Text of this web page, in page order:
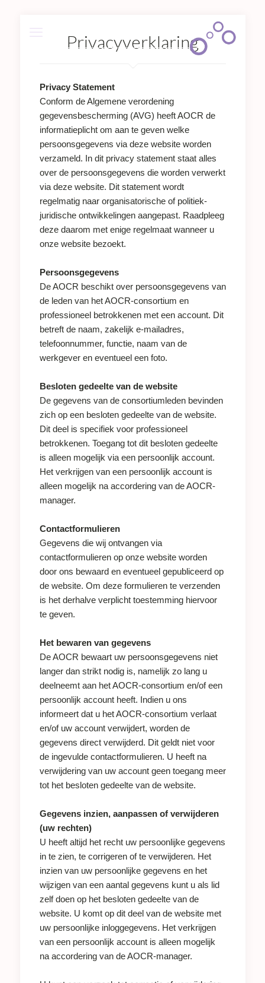
Privacyverklaring
Privacy Statement
Conform de Algemene verordening
gegevensbescherming (AVG) heeft AOCR de
informatieplicht om aan te geven welke
persoonsgegevens via deze website worden
verzameld. In dit privacy statement staat alles
over de persoonsgegevens die worden verwerkt
via deze website. Dit statement wordt
regelmatig naar organisatorische of politiek-
juridische ontwikkelingen aangepast. Raadpleeg
deze daarom met enige regelmaat wanneer u
onze website bezoekt.
Persoonsgegevens
De AOCR beschikt over persoonsgegevens van
de leden van het AOCR-consortium en
professioneel betrokkenen met een account. Dit
betreft de naam, zakelijk e-mailadres,
telefoonnummer, functie, naam van de
werkgever en eventueel een foto.
Besloten gedeelte van de website
De gegevens van de consortiumleden bevinden
zich op een besloten gedeelte van de website.
Dit deel is specifiek voor professioneel
betrokkenen. Toegang tot dit besloten gedeelte
is alleen mogelijk via een persoonlijk account.
Het verkrijgen van een persoonlijk account is
alleen mogelijk na accordering van de AOCR-
manager.
Contactformulieren
Gegevens die wij ontvangen via
contactformulieren op onze website worden
door ons bewaard en eventueel gepubliceerd op
de website. Om deze formulieren te verzenden
is het derhalve verplicht toestemming hiervoor
te geven.
Het bewaren van gegevens
De AOCR bewaart uw persoonsgegevens niet
langer dan strikt nodig is, namelijk zo lang u
deelneemt aan het AOCR-consortium en/of een
persoonlijk account heeft. Indien u ons
informeert dat u het AOCR-consortium verlaat
en/of uw account verwijdert, worden de
gegevens direct verwijderd. Dit geldt niet voor
de ingevulde contactformulieren. U heeft na
verwijdering van uw account geen toegang meer
tot het besloten gedeelte van de website.
Gegevens inzien, aanpassen of verwijderen
(uw rechten)
U heeft altijd het recht uw persoonlijke gegevens
in te zien, te corrigeren of te verwijderen. Het
inzien van uw persoonlijke gegevens en het
wijzigen van een aantal gegevens kunt u als lid
zelf doen op het besloten gedeelte van de
website. U komt op dit deel van de website met
uw persoonlijke inloggegevens. Het verkrijgen
van een persoonlijk account is alleen mogelijk
na accordering van de AOCR-manager.